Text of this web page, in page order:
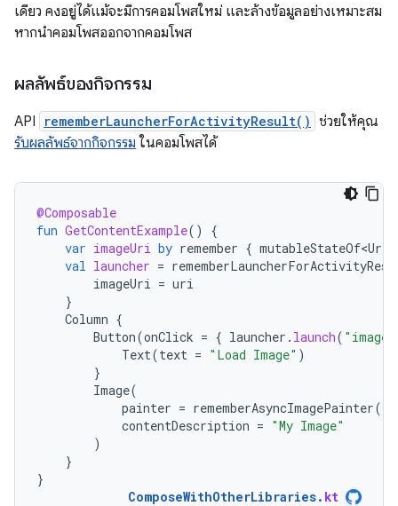
เดียว คงอยู่ได้แม้จะมีการคอมโพสใหม่ และล้างข้อมูลอย่างเหมาะสม
หากนำคอมโพสออกจากคอมโพส
ผลลัพธ์ของกิจกรรม
API rememberLauncherForActivityResult() ช่วยให้คุณ
รับผลลัพธ์จากกิจกรรม ในคอมโพสได้
@Composable
fun GetContentExample()
{
var imageUri by remember {
val launcher =
imageUri = uri
}
Column {
Button(onClick = { launcher . launch(
Text(text = "Load Image" )
}
Image(
painter = rememberAsyncImagePainter(
contentDescription = "My Image"
)
}
}
ComposeWithOtherLibraries. kt